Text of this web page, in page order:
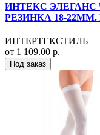
ИНТЕКС
РЕЗИНКА 18-22ММ.
ИНТЕРТЕКСТИЛЬ
от 1 109.00 р.
Под заказ